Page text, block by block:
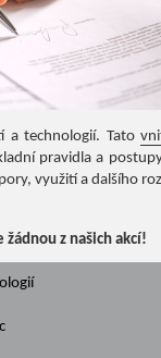
a technologií. Tato
pravidla a
využití a dalšího
z našich akcí!